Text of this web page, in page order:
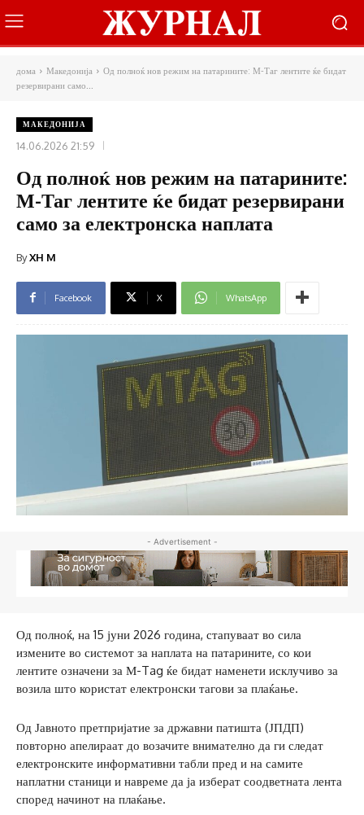
дома Македонија
Од полноќ нов режим на патарините: М-Таг лентите ќе бидат
резервирани само...
МАКЕДОНИЈА
14.06.2026 21:59
Од полноќ нов режим на патарините:
М-Таг лентите ќе бидат резервирани
само за електронска наплата
ByXH M
Facebook X WhatsApp
- Advertisement -
Од полноќ, на 15 јуни 2026 година, стапуваат во сила
измените во системот за наплата на патарините, со кои
лентите означени за М-Tag ќе бидат наменети исклучиво за
возила што користат електронски тагови за плаќање.
Од Јавното претпријатие за државни патишта (ЈПДП)
повторно апелираат до возачите внимателно да ги следат
електронските информативни табли пред и на самите
наплатни станици и навреме да ја изберат соодветната лента
според начинот на плаќање.